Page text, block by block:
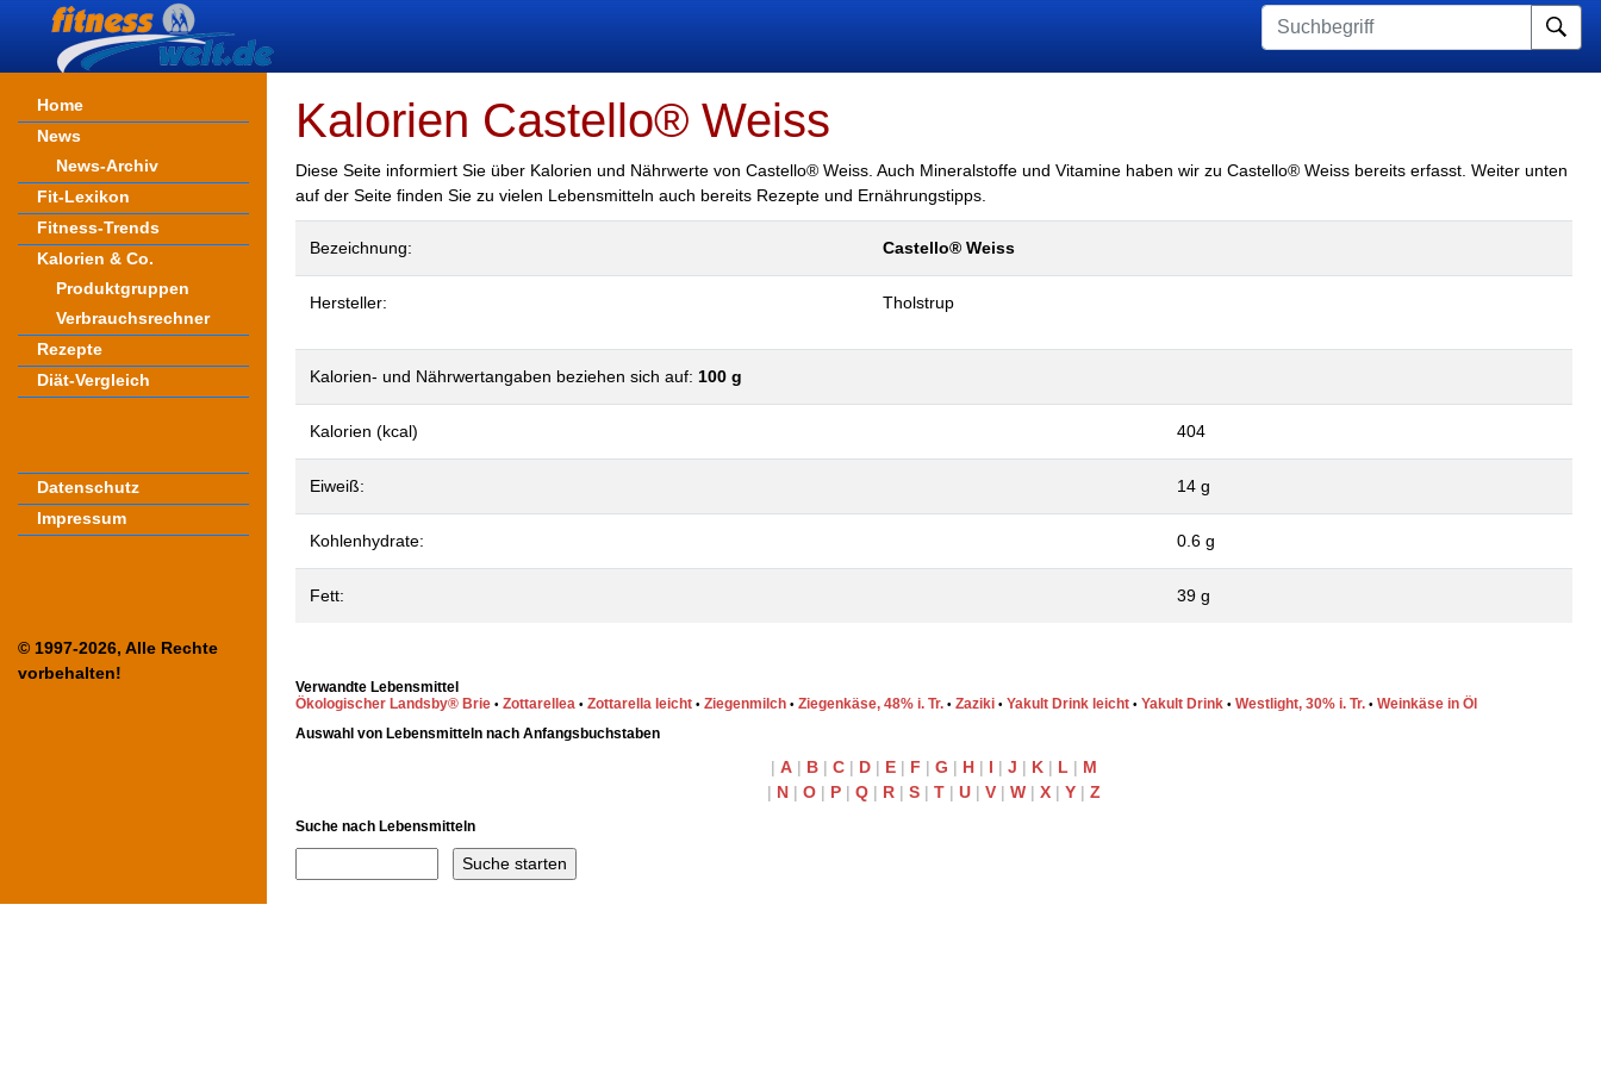
Home
News
News-Archiv
Fit-Lexikon
Fitness-Trends
Kalorien & Co.
Produktgruppen
Verbrauchsrechner
Rezepte
Diät-Vergleich
Datenschutz
Impressum
© 1997-2026, Alle Rechte
vorbehalten!
Kalorien Castello® Weiss
Diese Seite informiert Sie über Kalorien und Nährwerte von Castello® Weiss. Auch Mineralstoffe und Vitamine haben wir zu Castello® Weiss bereits erfasst. Weiter unten
auf der Seite finden Sie zu vielen Lebensmitteln auch bereits Rezepte und Ernährungstipps.
Bezeichnung: Castello® Weiss
Hersteller: Tholstrup
Kalorien- und Nährwertangaben beziehen sich auf: 100 g
Kalorien (kcal) 404
Eiweiß: 14 g
Kohlenhydrate: 0.6 g
Fett: 39 g
Verwandte Lebensmittel
Ökologischer Landsby® Brie • Zottarellea • Zottarella leicht • Ziegenmilch • Ziegenkäse, 48% i. Tr. • Zaziki • Yakult Drink leicht • Yakult Drink • Westlight, 30% i. Tr. • Weinkäse in Öl
Auswahl von Lebensmitteln nach Anfangsbuchstaben
| A | B | C | D | E | F | G | H | I | J | K | L | M
| N | O | P | Q | R | S | T | U | V | W | X | Y | Z
Suche nach Lebensmitteln